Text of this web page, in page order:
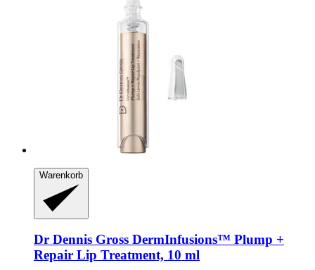
Warenkorb
Dr Dennis Gross DermInfusions™ Plump +
Repair Lip Treatment, 10 ml